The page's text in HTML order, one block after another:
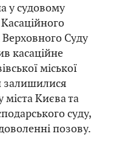
у судовому
Касаційного
Верховного Суду
касаційне
міської
міста Києва та
суду,
позову.